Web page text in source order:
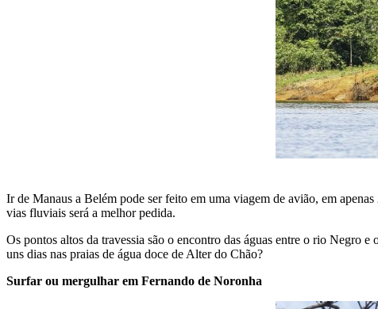
Ir de Manaus a Belém pode ser feito em uma viagem de avião, em
vias fluviais será a melhor pedida.
Os pontos altos da travessia são o encontro das águas entre o rio Negro
uns dias nas praias de água doce de Alter do Chão?
Surfar ou mergulhar em Fernando de Noronha